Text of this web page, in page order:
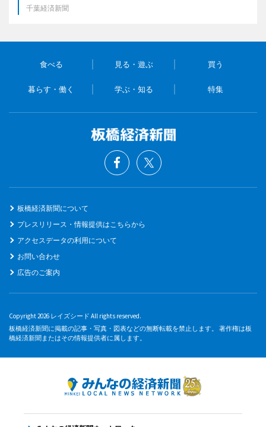
千葉経済新聞
食べる 見る・遊ぶ 買う
暮らす・働く 学ぶ・知る 特集
板橋経済新聞について
プレスリリース・情報提供はこちらから
アクセスデータの利用について
お問い合わせ
広告のご案内
Copyright 2026 レイズシード All rights reserved.
板橋経済新聞に掲載の記事・写真・図表などの無断転載を禁止します。 著作権は板
橋経済新聞またはその情報提供者に属します。